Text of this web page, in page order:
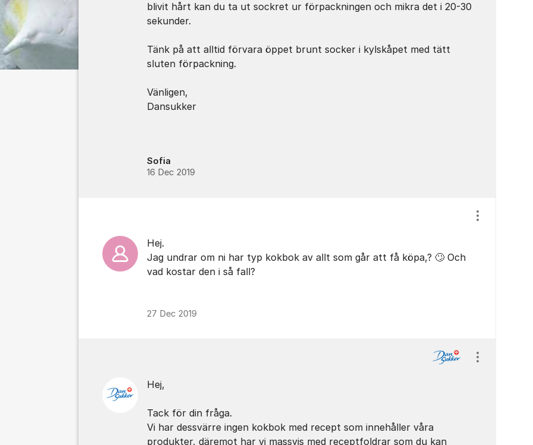
blivit hårt kan du ta ut sockret ur förpackningen och mikra det i 20-30
sekunder.
Tänk på att alltid förvara öppet brunt socker i kylskåpet med tätt
sluten förpackning.
Vänligen,
Dansukker
Sofia
16 Dec 2019
Hej.
Jag undrar om ni har typ kokbok av allt som går att få köpa,? 🙄 Och
vad kostar den i så fall?
27 Dec 2019
Visa/dölj
Hej,
Tack för din fråga.
Vi har dessvärre ingen kokbok med recept som innehåller våra
produkter, däremot har vi massvis med receptfoldrar som du kan
Visa/dölj